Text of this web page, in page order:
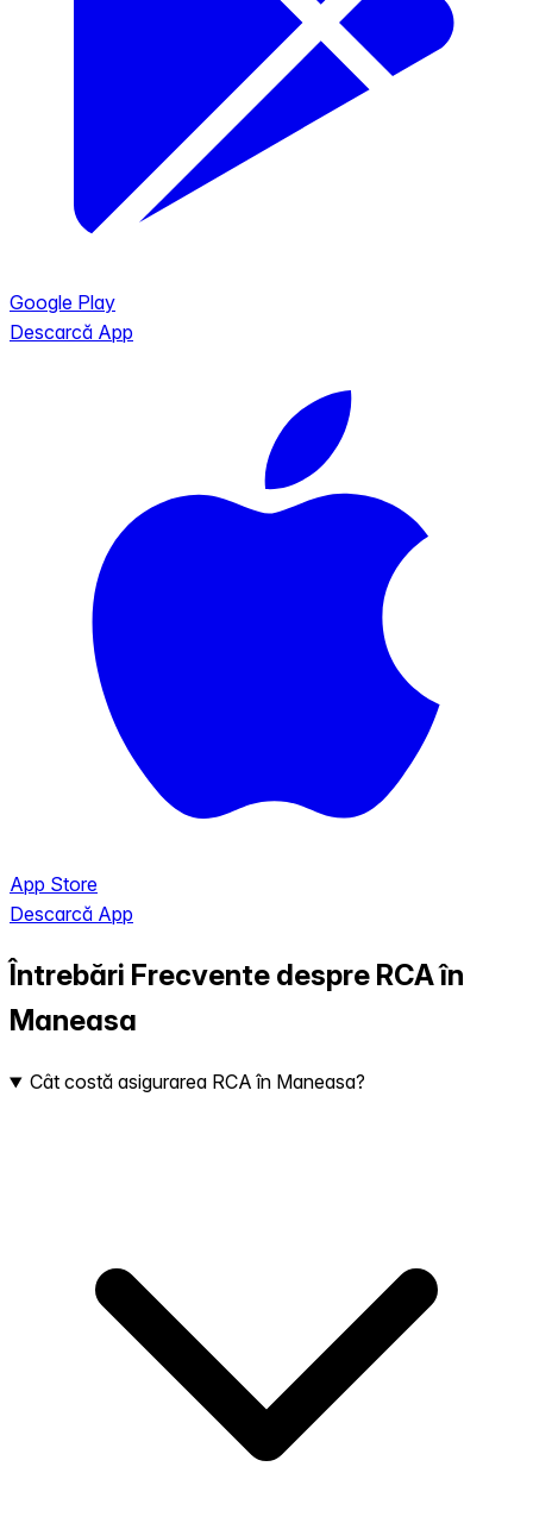
Google Play
Descarcă App
App Store
Descarcă App
Întrebări Frecvente despre RCA în
Maneasa
Cât costă asigurarea RCA în Maneasa?